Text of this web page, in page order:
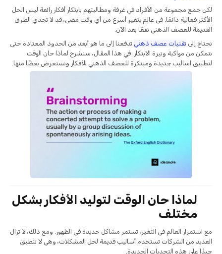
لكن جمع مجموعة من الأفراد في غرفة ومطالبتهم بابتكار أفكار رائعة ليس الحل
الأكثر فعالية دائمًا. في عالم يتغير أسرع من أي وقت مضى، قد لا تجدي الطرق
القديمة للعصف الذهني نفعًا بعد الآن.
نحتاج إلى تقنيات عصف ذهني تدفعنا إلى ما هو أبعد من الحدود المعتادة حتى
نتمكن من مواكبة وتيرة الابتكار. في هذا المقال، سنشرح لماذا حان الوقت
لتطبيق أساليب جديدة ومبتكرة للعصف الذهني للأفكار ونستعرض بعضًا منها.
لماذا حان الوقت لتوليد الأفكار بشكل
مختلف
مع استمرار العالم في التغير، تستمر مشاكل جديدة في الظهور. ومع ذلك، لا تزال
العديد من الشركات تستخدم أساليب قديمة لحل المشكلات، وهي لا تنطبق
جيدًا على هذه التحديات الجديدة.